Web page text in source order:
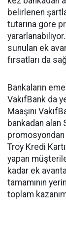
belirlenen
tutarına göre
sunulan ek
fırsatları da
Bankaların
VakıfBank da
Maaşını
bankadan alan
promosyondan
Troy Kredi
yapan
kadar ek
tamamının
toplam